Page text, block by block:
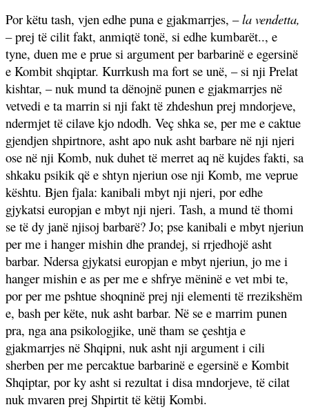
Por këtu tash, vjen edhe puna e gjakmarrjes, –la vendetta,
–prej të cilit fakt, anmiqtë tonë, si edhe kumbarët.., e
tyne, duen me e prue si argument per barbarinë e egersinë
e Kombit shqiptar. Kurrkush ma fort se unë, – si nji Prelat
kishtar, – nuk mund ta dënojnë punen e gjakmarrjes në
vetvedi e ta marrin si nji fakt të zhdeshun prej mndorjeve,
ndermjet të cilave kjo ndodh. Veç shka se, per me e caktue
gjendjen shpirtnore, asht apo nuk asht barbare në nji njeri
ose në nji Komb, nuk duhet të merret aq në kujdes fakti, sa
shkaku psikik që e shtyn njeriun ose nji Komb, me veprue
kështu. Bjen fjala: kanibali mbyt nji njeri, por edhe
gjykatsi europjan e mbyt nji njeri. Tash, a mund të thomi
se të dy janë njisoj barbarë? Jo; pse kanibali e mbyt njeriun
per me i hanger mishin dhe prandej, si rrjedhojë asht
barbar. Ndersa gjykatsi europjan e mbyt njeriun, jo me i
hanger mishin e as per me e shfrye mëninë e vet mbi te,
por per me pshtue shoqninë prej nji elementi të rrezikshëm
e, bash per këte, nuk asht barbar. Në se e marrim punen
pra, nga ana psikologjike, unë tham se çeshtja e
gjakmarrjes në Shqipni, nuk asht nji argument i cili
sherben per me percaktue barbarinë e egersinë e Kombit
Shqiptar, por ky asht si rezultat i disa mndorjeve, të cilat
nuk mvaren prej Shpirtit të këtij Kombi.